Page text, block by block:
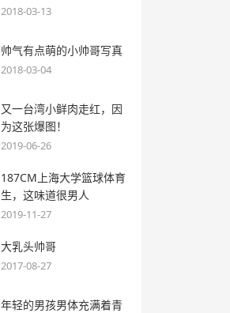
2018-03-13
帅气有点萌的小帅哥写真
2018-03-04
又一台湾小鲜肉走红，因
为这张爆图！
2019-06-26
187CM上海大学篮球体育
生，这味道很男人
2019-11-27
大乳头帅哥
2017-08-27
年轻的男孩男体充满着青